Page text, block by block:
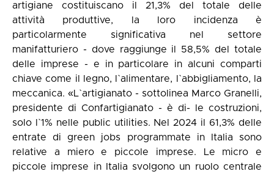
artigiane costituiscano il 21,3% del totale delle
attività produttive, la loro incidenza è
particolarmente significativa nel settore
manifatturiero - dove raggiunge il 58,5% del totale
delle imprese - e in particolare in alcuni comparti
chiave come il legno, l`alimentare, l`abbigliamento, la
meccanica. «L`artigianato - sottolinea Marco Granelli,
presidente di Confartigianato - è di- le costruzioni,
solo l`1% nelle public utilities. Nel 2024 il 61,3% delle
entrate di green jobs programmate in Italia sono
relative a miero e piccole imprese. Le micro e
piccole imprese in Italia svolgono un ruolo centrale